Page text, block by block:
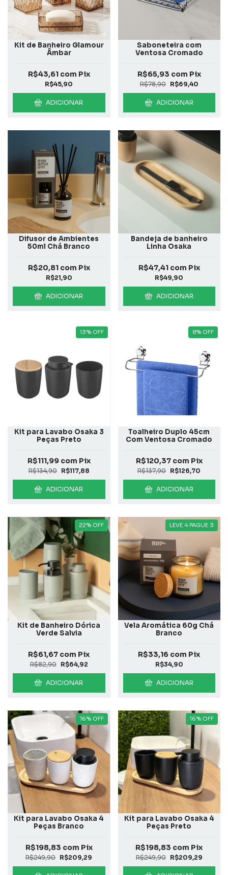
Kit de Banheiro Glamour
Âmbar
R$45,90
R$43,61 com Pix
ADICIONAR
Saboneteira com
Ventosa Cromado
R$78,90 R$69,40
R$65,93 com Pix
ADICIONAR
Difusor de Ambientes
50ml Chá Branco
R$21,90
R$20,81 com Pix
ADICIONAR
Bandeja de banheiro
Linha Osaka
R$49,90
R$47,41 com Pix
ADICIONAR
13% OFF
Kit para Lavabo Osaka 3
Peças Preto
R$134,90 R$117,88
R$111,99 com Pix
ADICIONAR
8% OFF
Toalheiro Duplo 45cm
Com Ventosa Cromado
R$137,90 R$126,70
R$120,37 com Pix
ADICIONAR
22% OFF
Kit de Banheiro Dórica
Verde Salvia
R$82,90 R$64,92
R$61,67 com Pix
ADICIONAR
LEVE 4 PAGUE 3
Vela Aromática 60g Chá
Branco
R$34,90
R$33,16 com Pix
ADICIONAR
16% OFF
Kit para Lavabo Osaka 4
Peças Branco
R$249,90 R$209,29
R$198,83 com Pix
16% OFF
Kit para Lavabo Osaka 4
Peças Preto
R$249,90 R$209,29
R$198,83 com Pix